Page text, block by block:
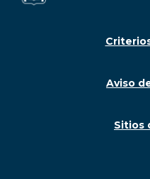
Aviso
Sitios